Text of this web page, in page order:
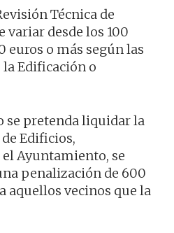
Técnica de
variar desde los 100
euros o más según las
Edificación o
se pretenda liquidar la
Edificios,
Ayuntamiento, se
penalización de 600
aquellos vecinos que la